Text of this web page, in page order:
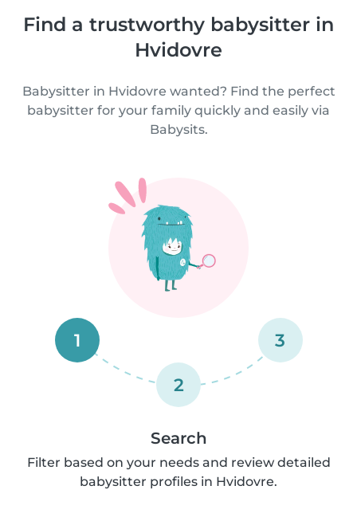
Find a trustworthy babysitter in
Hvidovre
Babysitter in Hvidovre wanted? Find the perfect
babysitter for your family quickly and easily via
Babysits.
1
2
3
Search
Filter based on your needs and review detailed
babysitter profiles in Hvidovre.